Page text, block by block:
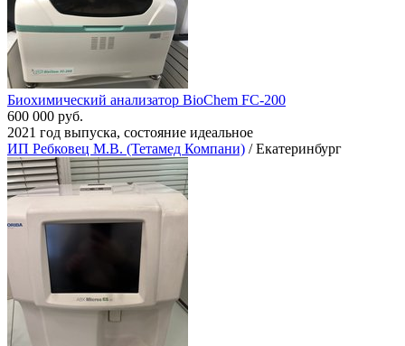
Биохимический анализатор BioChem FC-200
600 000 руб.
2021 год выпуска, состояние идеальное
ИП Ребковец М.В. (Тетамед Компани) / Екатеринбург